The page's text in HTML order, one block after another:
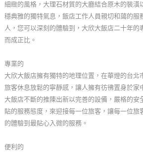
玩
樂
地
圖
顧
客
服
務
客
細緻的風格，大理石材質的大廳結合原木的裝潢
穩典雅的獨特氣息，飯店工作人員親切和藹的服
人，您可以深刻的體驗到，大欣大飯店二十年的
而成正比。
專業的
大欣大飯店擁有獨特的地理位置，在華燈的台北
旅客休息放鬆的寧靜感，讓人擁有彷彿置身於家
大飯店不斷的推陳出新以完善的設備，嚴格的安
貼的服務態度，來迎接每一位旅客，讓每一位旅
的體驗到最貼心入微的服務。
便利的